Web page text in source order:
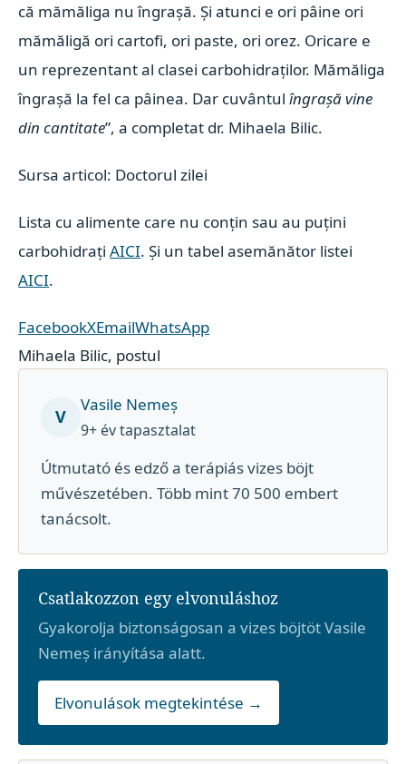
că mămăliga nu îngrașă. Și atunci e ori pâine ori
mămăligă ori cartofi, ori paste, ori orez. Oricare e
un reprezentant al clasei carbohidraților. Mămăliga
îngrașă la fel ca pâinea. Dar cuvântul îngrașă vine
din cantitate”, a completat dr. Mihaela Bilic.
Sursa articol: Doctorul zilei
Lista cu alimente care nu conțin sau au puțini
carbohidrațiAICI.Și un tabel asemănător listei
AICI.
FacebookXEmailWhatsApp
Mihaela Bilic, postul
V
Vasile Nemeș
9+ év tapasztalat
Útmutató és edző a terápiás vizes böjt
művészetében. Több mint 70 500 embert
tanácsolt.
Csatlakozzon egy elvonuláshoz
Gyakorolja biztonságosan a vizes böjtöt Vasile
Nemeș irányítása alatt.
Elvonulások megtekintése →